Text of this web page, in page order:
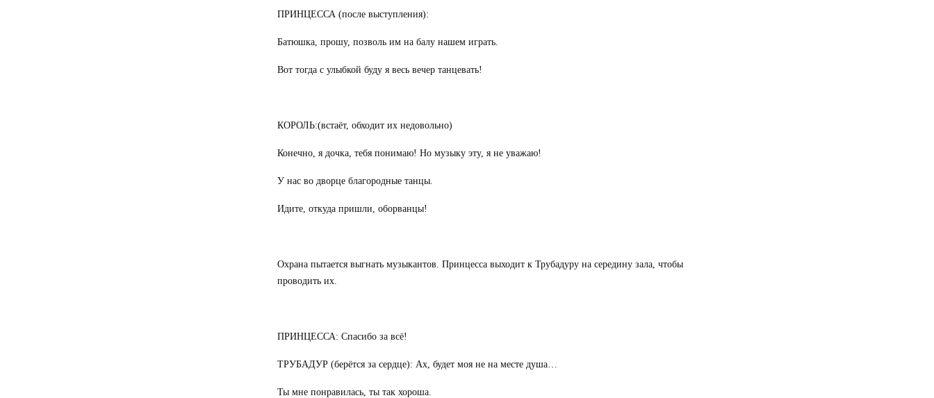
ПРИНЦЕССА (после выступления):
Батюшка, прошу, позволь им на балу нашем играть.
Вот тогда с улыбкой буду я весь вечер танцевать!
КОРОЛЬ:(встаёт, обходит их недовольно)
Конечно, я дочка, тебя понимаю! Но музыку эту, я не уважаю!
У нас во дворце благородные танцы.
Идите, откуда пришли, оборванцы!
Охрана пытается выгнать музыкантов. Принцесса выходит к Трубадуру на середину зала, чтобы
проводить их.
ПРИНЦЕССА: Спасибо за всё!
ТРУБАДУР (берётся за сердце): Ах, будет моя не на месте душа…
Ты мне понравилась, ты так хороша.